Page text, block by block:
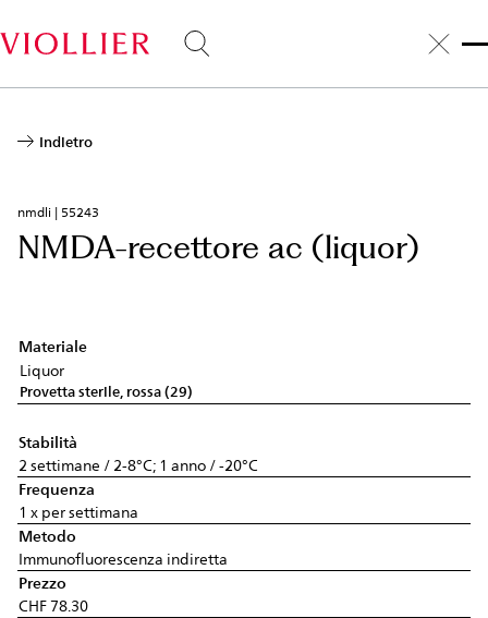
al
contenuto
Indietro
nmdli | 55243
NMDA-recettore ac (liquor)
Materiale
Liquor
Provetta sterile, rossa (29)
Stabilità
2 settimane / 2-8°C; 1 anno / -20°C
Frequenza
1 x per settimana
Metodo
Immunofluorescenza indiretta
Prezzo
CHF 78.30